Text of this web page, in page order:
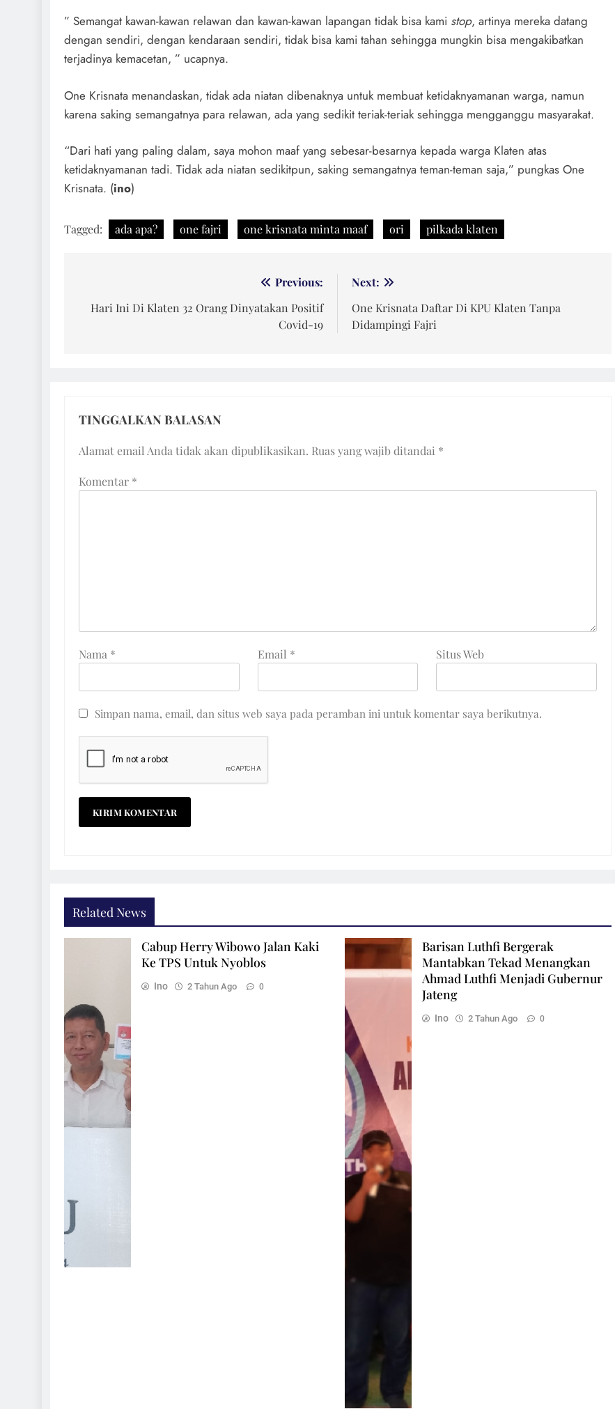
” Semangat kawan-kawan relawan dan kawan-kawan lapangan tidak bisa kami stop, artinya mereka datang
dengan sendiri, dengan kendaraan sendiri, tidak bisa kami tahan sehingga mungkin bisa mengakibatkan
terjadinya kemacetan, ” ucapnya.
One Krisnata menandaskan, tidak ada niatan dibenaknya untuk membuat ketidaknyamanan warga, namun
karena saking semangatnya para relawan, ada yang sedikit teriak-teriak sehingga mengganggu masyarakat.
“Dari hati yang paling dalam, saya mohon maaf yang sebesar-besarnya kepada warga Klaten atas
ketidaknyamanan tadi. Tidak ada niatan sedikitpun, saking semangatnya teman-teman saja,” pungkas One
Krisnata. (ino)
Tagged: ada apa? one fajri one krisnata minta maaf ori pilkada klaten
pos
Previous:
Hari Ini Di Klaten 32 Orang Dinyatakan Positif
Covid-19
Next:
One Krisnata Daftar Di KPU Klaten Tanpa
Didampingi Fajri
TINGGALKAN BALASAN
Alamat email Anda tidak akan dipublikasikan. Ruas yang wajib ditandai *
Komentar *
Nama * Email * Situs Web
Simpan nama, email, dan situs web saya pada peramban ini untuk komentar saya berikutnya.
Related News
Cabup Herry Wibowo Jalan Kaki
Ke TPS Untuk Nyoblos
Ino 2 Tahun Ago 0
Barisan Luthfi Bergerak
Mantabkan Tekad Menangkan
Ahmad Luthfi Menjadi Gubernur
Jateng
Ino 2 Tahun Ago 0